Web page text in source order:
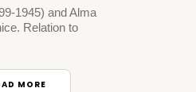
1945) and Alma
Relation to
MORE